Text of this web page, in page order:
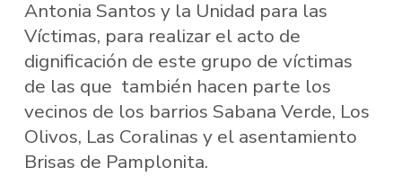
Antonia Santos y la Unidad para las
Víctimas, para realizar el acto de
dignificación de este grupo de víctimas
de las que también hacen parte los
vecinos de los barrios Sabana Verde, Los
Olivos, Las Coralinas y el asentamiento
Brisas de Pamplonita.